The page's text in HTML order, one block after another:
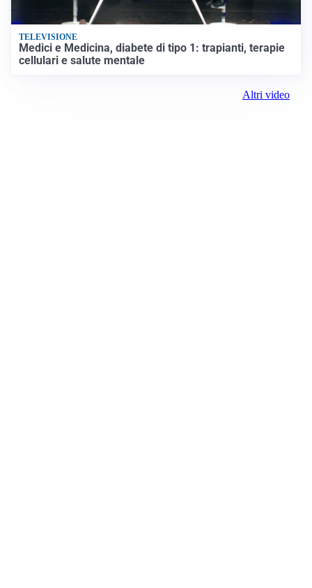
TELEVISIONE
Medici e Medicina, diabete di tipo 1: trapianti, terapie
cellulari e salute mentale
Altri video